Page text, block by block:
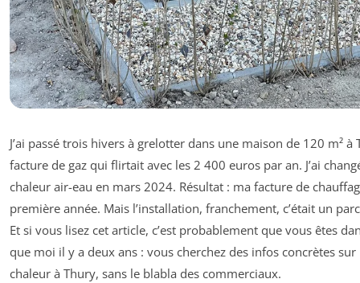
J’ai passé trois hivers à grelotter dans une maison de 120 m² à
facture de gaz qui flirtait avec les 2 400 euros par an. J’ai
chaleur air-eau en mars 2024. Résultat : ma facture de
première année. Mais l’installation, franchement, c’était un
Et si vous lisez cet article, c’est probablement que vous êtes
que moi il y a deux ans : vous cherchez des infos concrètes
chaleur à Thury, sans le blabla des commerciaux.